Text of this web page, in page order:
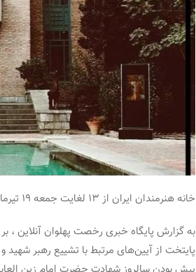
خانه هنرمندان ایران از ۱۳ لغایت جمعه ۱۹ تیرماه ۱۴۰۵ تعطیل خواهد بود.
به گزارش پایگاه خبری رخصت پهلوان آنلاین ،
پایتخت از آیین‌های مرتبط با تشییع رهبر شهید